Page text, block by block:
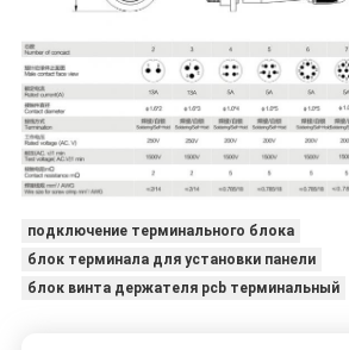
подключение терминального блока
блок терминала для установки панели
блок винта держателя pcb терминальный